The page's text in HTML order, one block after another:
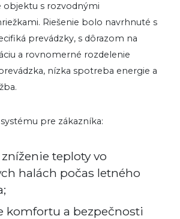
objektu s rozvodnými
Riešenie bolo navrhnuté s
prevádzky, s dôrazom na
a rovnomerné rozdelenie
nízka spotreba energie a
pre zákazníka:
teploty vo
halách počas letného
komfortu a bezpečnosti